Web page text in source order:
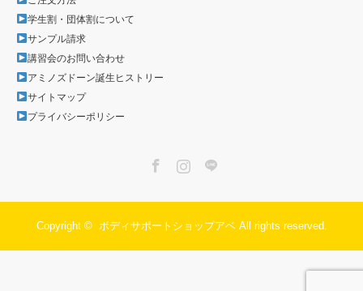
学生割・団体割について
サンプル請求
講習会のお問い合わせ
アミノズドーン誕生ヒストリー
サイトマップ
プライバシーポリシー
Copyright © ボディサポートショップアベAll rights reserved.